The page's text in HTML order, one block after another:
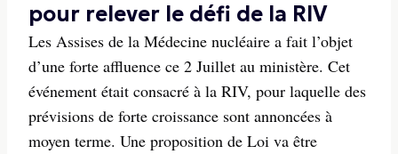
pour relever le défi de la RIV
Les Assises de la Médecine nucléaire a fait l’objet
d’une forte affluence ce 2 Juillet au ministère. Cet
événement était consacré à la RIV, pour laquelle des
prévisions de forte croissance sont annoncées à
moyen terme. Une proposition de Loi va être